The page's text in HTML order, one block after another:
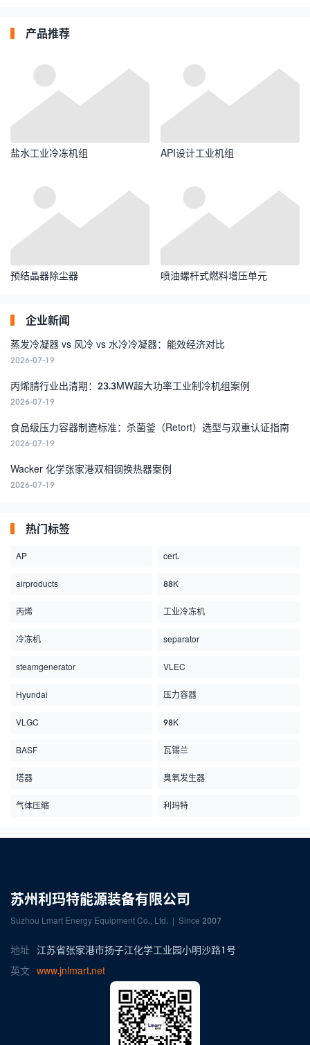
产品推荐
盐水工业冷冻机组 API设计工业机组
预结晶器除尘器 喷油螺杆式燃料增压单元
企业新闻
蒸发冷凝器 vs 风冷 vs 水冷冷凝器：能效经济对比
2026-07-19
丙烯腈行业出清期：23.3MW超大功率工业制冷机组案例
2026-07-19
食品级压力容器制造标准：杀菌釜（Retort）选型与双重认证指南
2026-07-19
Wacker 化学张家港双相钢换热器案例
2026-07-19
热门标签
AP cert.
airproducts 88K
丙烯 工业冷冻机
冷冻机 separator
steamgenerator VLEC
Hyundai 压力容器
VLGC 98K
BASF 瓦锡兰
塔器 臭氧发生器
气体压缩 利玛特
苏州利玛特能源装备有限公司
Suzhou Lmart Energy Equipment Co., Ltd. | Since 2007
地址 江苏省张家港市扬子江化学工业园小明沙路1号
英文 www.jnlmart.net